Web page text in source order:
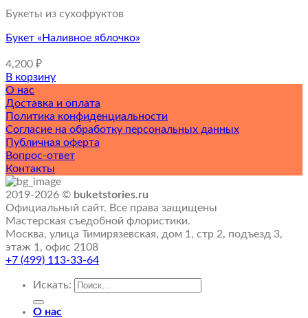
Букеты из сухофруктов
Букет «Наливное яблочко»
4,200 ₽
В корзину
О нас
Доставка и оплата
Политика конфиденциальности
Согласие на обработку персональных данных
Публичная оферта
Вопрос-ответ
Контакты
2019-2026 © buketstories.ru
Официальный сайт. Все права защищены
Мастерская съедобной флористики.
Москва, улица Тимирязевская, дом 1, стр 2, подъезд 3,
этаж 1, офис 2108
+7 (499) 113-33-64
Искать:
О нас